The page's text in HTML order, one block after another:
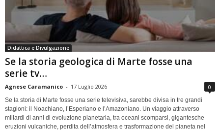
Didattica e Divulgazione
Se la storia geologica di Marte fosse una
serie tv…
Agnese Caramanico - 17 Luglio 2026 0
Se la storia di Marte fosse una serie televisiva, sarebbe divisa in tre grandi
stagioni: il Noachiano, l’Esperiano e l’Amazoniano. Un viaggio attraverso
miliardi di anni di evoluzione planetaria, tra oceani scomparsi, gigantesche
eruzioni vulcaniche, perdita dell’atmosfera e trasformazione del pianeta nel